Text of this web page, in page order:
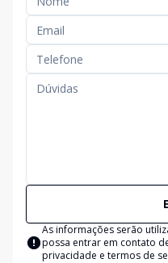
As informações serão
possa entrar em contato
privacidade e termos de